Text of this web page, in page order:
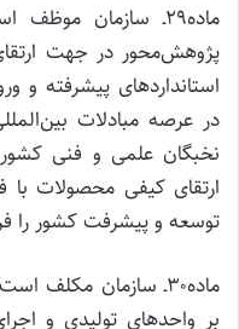
ماده۲۹ـ سازمان
پژوهش‌محور در جهت
استانداردهای پیشرفته و
در عرصه مبادلات
نخبگان علمی و فنی
ارتقای کیفی محصولات با
توسعه و پیشرفت کشور را
ماده۳۰ـ سازمان